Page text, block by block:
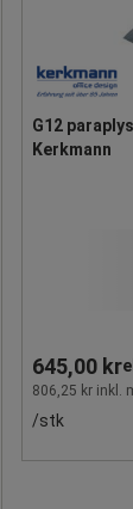
G12
Kerkmann
645,00 kr
806,25 kr inkl.
/stk